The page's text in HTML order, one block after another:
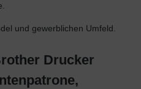
und gewerblichen Umfeld.
Drucker